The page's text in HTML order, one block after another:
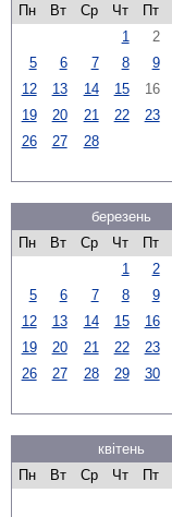
Пн
Вт Ср Чт Пт
1
2
5
6 7 8 9
12
13 14 15 16
19
20 21 22 23
26
27 28
березень
Пн
Вт Ср Чт Пт
1
2
5
6 7 8 9
12
13 14 15 16
19
20 21 22 23
26
27 28 29 30
квітень
Пн
Вт Ср Чт Пт